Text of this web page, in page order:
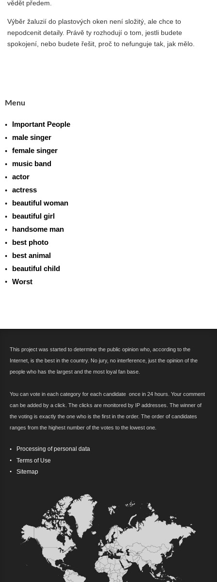
vědět předem.
Výběr žaluzií do plastových oken není složitý, ale chce to
nepodcenit detaily. Právě ty rozhodují o tom, jestli budete
spokojení, nebo budete řešit, proč to nefunguje tak, jak mělo.
Menu
Important People
male singer
female singer
music band
actor
actress
beautiful woman
beautiful girl
handsome man
best photo
best animal
beautiful child
Worst
This project was started to determine the public opinion who, according to the
Internet, is the best in the country. No jury, no interference, just the opinion of the
people who has the largest and the most loyal fan base.
You can vote in each category for each candidate once in 24 hours. Your comment
can be added by a click. The clicks are monitored by IP addresses. The winner of
the voting is exactly the one who is the first in the order. The order of candidates
ranges from the highest number of the votes to the lowest one.
Processing of personal data
Terms of Use
Sitemap